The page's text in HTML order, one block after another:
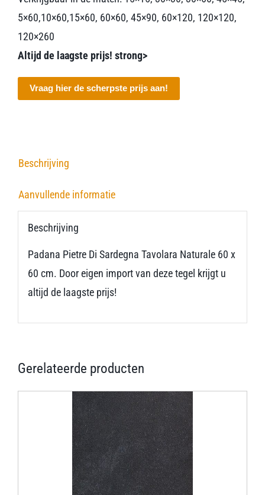
5×60,10×60,15×60, 60×60, 45×90, 60×120, 120×120,
120×260
Altijd de laagste prijs! strong>
Vraag hier de scherpste prijs aan!
Beschrijving
Aanvullende informatie
Beschrijving
Padana Pietre Di Sardegna Tavolara Naturale 60 x
60 cm. Door eigen import van deze tegel krijgt u
altijd de laagste prijs!
Gerelateerde producten